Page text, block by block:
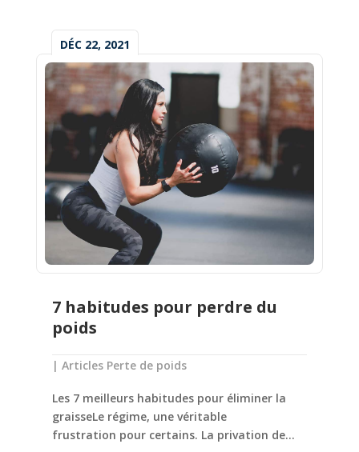
7 habitudes pour perdre du
poids
DÉC 22, 2021
| Articles Perte de poids
Les 7 meilleurs habitudes pour éliminer la
graisseLe régime, une véritable
frustration pour certains. La privation de...